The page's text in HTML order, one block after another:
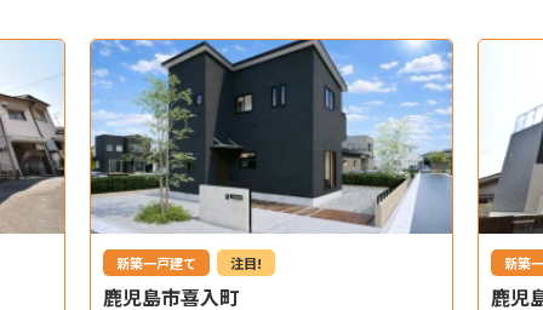
新築一戸建て 注目!
鹿児島市喜入町
新築
鹿児